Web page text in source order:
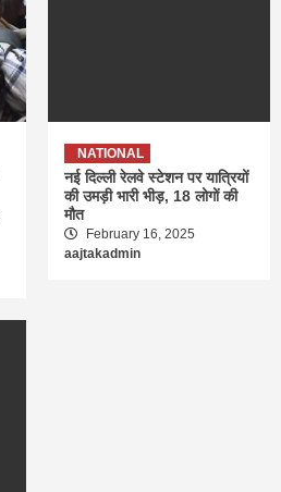
NATIONAL
नई दिल्ली रेलवे स्टेशन पर यात्रियों
की उमड़ी भारी भीड़, 18 लोगों की
मौत
February 16, 2025
aajtakadmin